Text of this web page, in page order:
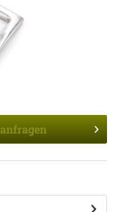
anfragen